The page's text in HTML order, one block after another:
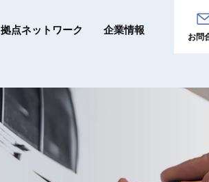
拠点ネットワーク 企業情報
お問